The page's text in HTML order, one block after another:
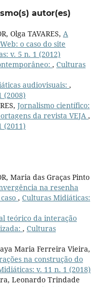
autor(es)
Olga TAVARES, A
o caso do site
v. 5 n. 1 (2012)
, Culturas
audiovisuais: ,
(2008)
Jornalismo científico:
da revista VEJA ,
(2011)
Maria das Graças Pinto
na resenha
, Culturas Midiáticas:
teórico da interação
, Culturas
Maria Ferreira Vieira,
na construção do
v. 11 n. 1 (2018)
Leonardo Trindade